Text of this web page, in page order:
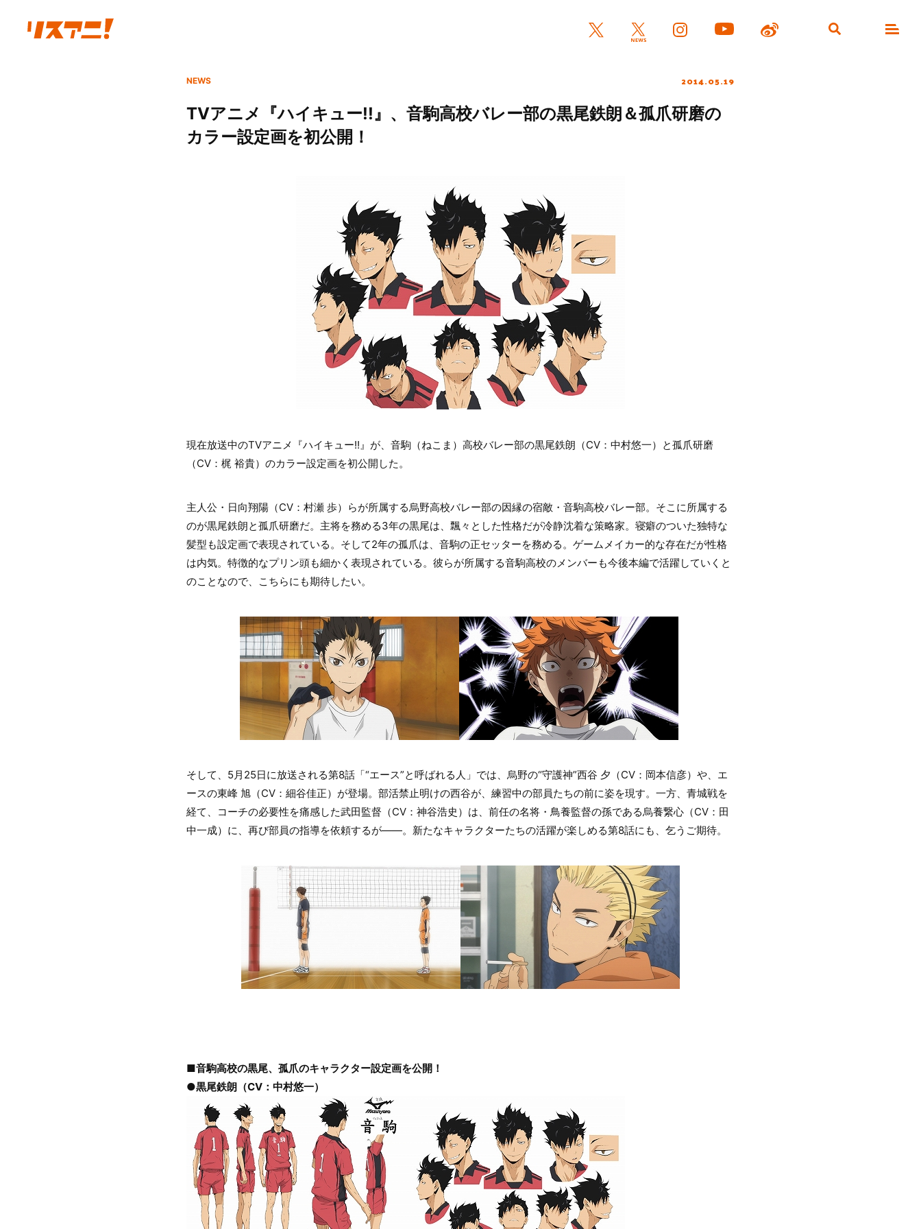
NEWS 2014.05.19
TVアニメ『ハイキュー!!』、音駒高校バレー部の黒尾鉄朗＆孤爪研磨の
カラー設定画を初公開！
現在放送中のTVアニメ『ハイキュー!!』が、音駒（ねこま）高校バレー部の黒尾鉄朗（CV：中村悠一）と孤爪研磨
（CV：梶 裕貴）のカラー設定画を初公開した。
主人公・日向翔陽（CV：村瀬 歩）らが所属する烏野高校バレー部の因縁の宿敵・音駒高校バレー部。そこに所属する
のが黒尾鉄朗と孤爪研磨だ。主将を務める3年の黒尾は、飄々とした性格だが冷静沈着な策略家。寝癖のついた独特な
髪型も設定画で表現されている。そして2年の孤爪は、音駒の正セッターを務める。ゲームメイカー的な存在だが性格
は内気。特徴的なプリン頭も細かく表現されている。彼らが所属する音駒高校のメンバーも今後本編で活躍していくと
のことなので、こちらにも期待したい。
そして、5月25日に放送される第8話「“エース”と呼ばれる人」では、烏野の“守護神”西谷 夕（CV：岡本信彦）や、エ
ースの東峰 旭（CV：細谷佳正）が登場。部活禁止明けの西谷が、練習中の部員たちの前に姿を現す。一方、青城戦を
経て、コーチの必要性を痛感した武田監督（CV：神谷浩史）は、前任の名将・鳥養監督の孫である烏養繋心（CV：田
中一成）に、再び部員の指導を依頼するが――。新たなキャラクターたちの活躍が楽しめる第8話にも、乞うご期待。
■音駒高校の黒尾、孤爪のキャラクター設定画を公開！
●黒尾鉄朗（CV：中村悠一）